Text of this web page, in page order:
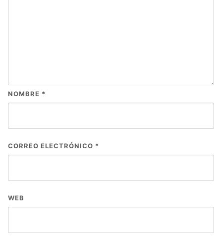
NOMBRE *
CORREO ELECTRÓNICO *
WEB